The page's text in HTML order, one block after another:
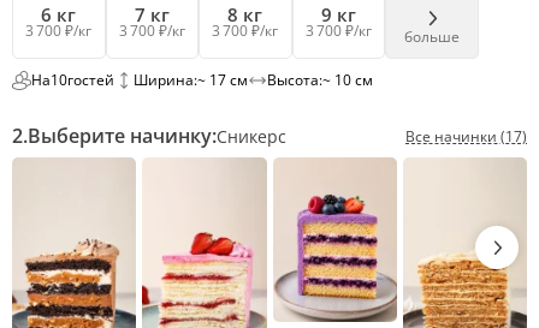
6 кг
3 700 ₽/кг
7 кг
3 700 ₽/кг
8 кг
3 700 ₽/кг
9 кг
3 700 ₽/кг больше
На10гостей Ширина:~ 17 см Высота:~ 10 см
2.Выберите начинку:Сникерс Все начинки (17)